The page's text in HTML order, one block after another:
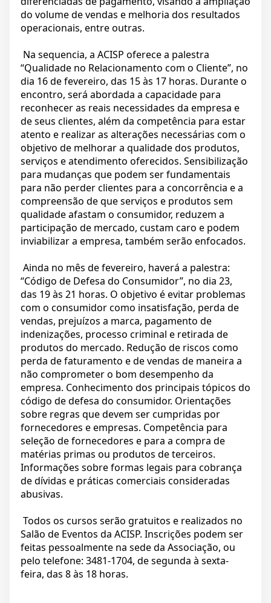
do volume de vendas e melhoria dos resultados
operacionais, entre outras.
Na sequencia, a ACISP oferece a palestra
“Qualidade no Relacionamento com o Cliente”, no
dia 16 de fevereiro, das 15 às 17 horas. Durante o
encontro, será abordada a capacidade para
reconhecer as reais necessidades da empresa e
de seus clientes, além da competência para estar
atento e realizar as alterações necessárias com o
objetivo de melhorar a qualidade dos produtos,
serviços e atendimento oferecidos. Sensibilização
para mudanças que podem ser fundamentais
para não perder clientes para a concorrência e a
compreensão de que serviços e produtos sem
qualidade afastam o consumidor, reduzem a
participação de mercado, custam caro e podem
inviabilizar a empresa, também serão enfocados.
Ainda no mês de fevereiro, haverá a palestra:
“Código de Defesa do Consumidor”, no dia 23,
das 19 às 21 horas. O objetivo é evitar problemas
com o consumidor como insatisfação, perda de
vendas, prejuízos a marca, pagamento de
indenizações, processo criminal e retirada de
produtos do mercado. Redução de riscos como
perda de faturamento e de vendas de maneira a
não comprometer o bom desempenho da
empresa. Conhecimento dos principais tópicos do
código de defesa do consumidor. Orientações
sobre regras que devem ser cumpridas por
fornecedores e empresas. Competência para
seleção de fornecedores e para a compra de
matérias primas ou produtos de terceiros.
Informações sobre formas legais para cobrança
de dívidas e práticas comerciais consideradas
abusivas.
Todos os cursos serão gratuitos e realizados no
Salão de Eventos da ACISP. Inscrições podem ser
feitas pessoalmente na sede da Associação, ou
pelo telefone: 3481-1704, de segunda à sexta-
feira, das 8 às 18 horas.